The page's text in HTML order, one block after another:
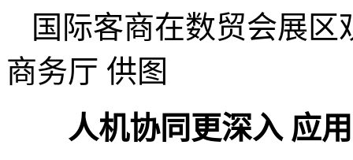
国际客商在数贸会展
商务厅 供图
人机协同更深入 应